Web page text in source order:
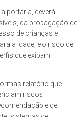
portaria, deverá
da propagação de
de crianças e
a idade; e o risco de
que exibam
relatório que
riscos
e de